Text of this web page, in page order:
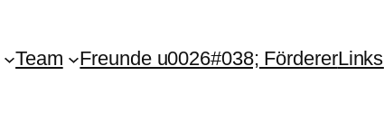
Team Freunde u0026#038; FördererLinks